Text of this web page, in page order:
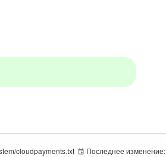
cloudpayments.txt Последнее изменение: